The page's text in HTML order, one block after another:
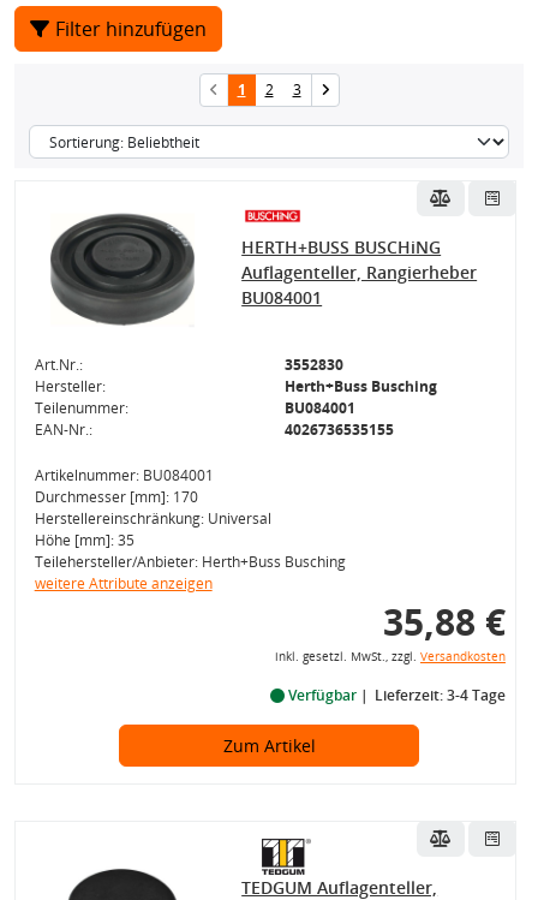
Filter hinzufügen
1 2 3
HERTH+BUSS BUSCHiNG
Auflagenteller, Rangierheber
BU084001
Art.Nr.:
3552830
Hersteller:
Herth+Buss Busching
Teilenummer:
BU084001
EAN-Nr.:
4026736535155
Artikelnummer: BU084001
Durchmesser [mm]: 170
Herstellereinschränkung: Universal
Höhe [mm]: 35
Teilehersteller/Anbieter: Herth+Buss Busching
weitere Attribute anzeigen
35,88 €
inkl. gesetzl. MwSt., zzgl. Versandkosten
Verfügbar Lieferzeit: 3-4 Tage
Zum Artikel
TEDGUM Auflagenteller,